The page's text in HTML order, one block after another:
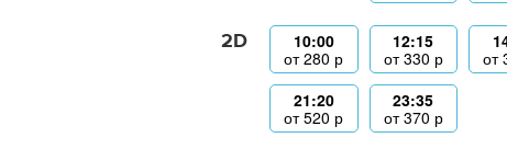
2D
10:00
от280 р
12:15
от330 р
от
21:20
от520 р
23:35
от370 р